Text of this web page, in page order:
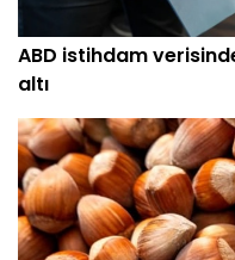
ABD istihdam
altı